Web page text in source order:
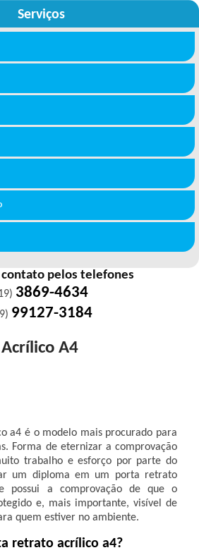
Serviços
pelos telefones
3869-4634
99127-3184
A4
a4 é o modelo mais procurado para
Forma de eternizar a comprovação
trabalho e esforço por parte do
um diploma em um porta retrato
possui a comprovação de que o
e, mais importante, visível de
quem estiver no ambiente.
retrato acrílico a4?